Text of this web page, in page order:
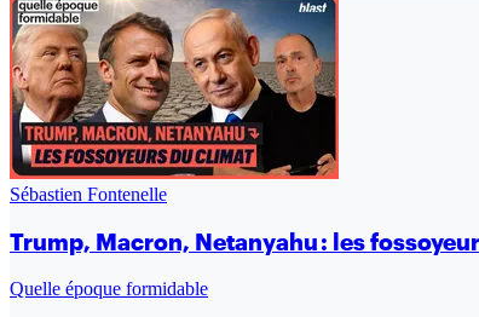
Sébastien Fontenelle
Trump, Macron, Netanyahu : les
Quelle époque formidable